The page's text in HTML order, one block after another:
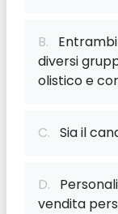
B.
diversi
olistico e
C. Sia il
D.
vendita